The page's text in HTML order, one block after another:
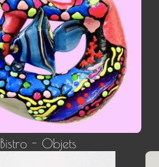
Bistro - Objets